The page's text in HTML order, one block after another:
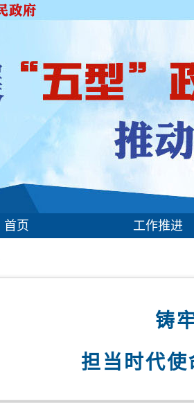
首页
工作推进
铸
担当 时代使